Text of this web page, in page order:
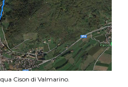
Cison di Valmarino.